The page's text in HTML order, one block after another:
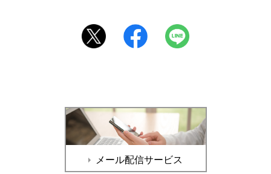
メール配信サービス